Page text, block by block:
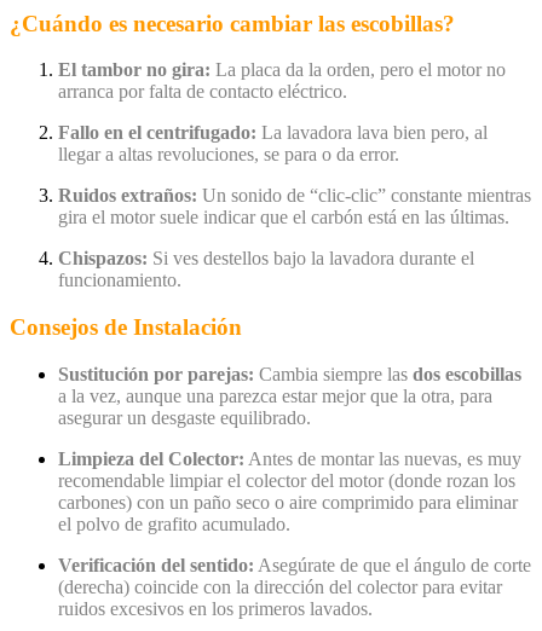
¿Cuándo es necesario cambiar las escobillas?
El tambor no gira: La placa da la orden, pero el motor no
arranca por falta de contacto eléctrico.
Fallo en el centrifugado: La lavadora lava bien pero, al
llegar a altas revoluciones, se para o da error.
Ruidos extraños: Un sonido de “clic-clic” constante mientras
gira el motor suele indicar que el carbón está en las últimas.
Chispazos: Si ves destellos bajo la lavadora durante el
funcionamiento.
Consejos de Instalación
Sustitución por parejas: Cambia siempre las dos escobillas
a la vez, aunque una parezca estar mejor que la otra, para
asegurar un desgaste equilibrado.
Limpieza del Colector: Antes de montar las nuevas, es muy
recomendable limpiar el colector del motor (donde rozan los
carbones) con un paño seco o aire comprimido para eliminar
el polvo de grafito acumulado.
Verificación del sentido: Asegúrate de que el ángulo de corte
(derecha) coincide con la dirección del colector para evitar
ruidos excesivos en los primeros lavados.